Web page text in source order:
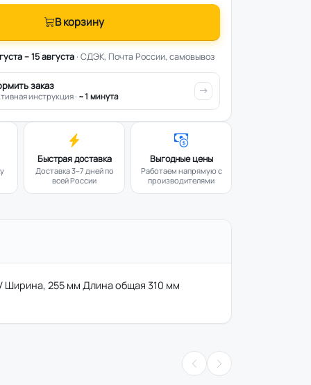
В корзину
– 15 августа· СДЭК, Почта России, самовывоз
заказ
инструкция · ~1 минута
Быстрая доставка
Доставка 3–7 дней по
всей России
Выгодные цены
Работаем напрямую с
производителями
Ширина, 255 мм Длина общая 310 мм